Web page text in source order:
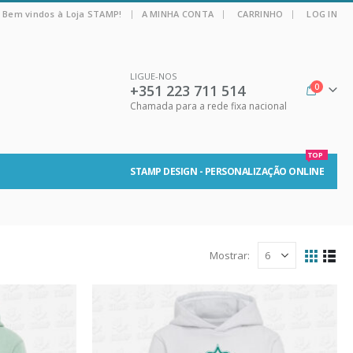
Bem vindos à Loja STAMP! | A MINHA CONTA CARRINHO LOG IN
LIGUE-NOS
+351 223 711 514
Chamada para a rede fixa nacional
0
STAMP DESIGN - PERSONALIZAÇÃO ONLINE
TOP
Mostrar: